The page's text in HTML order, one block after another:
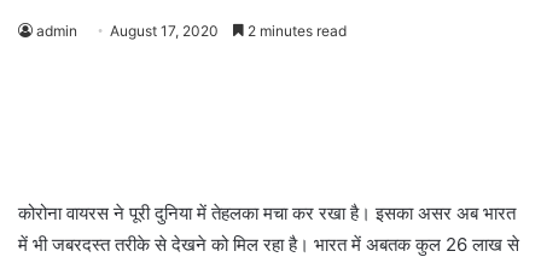
admin August 17, 2020 2 minutes read
कोरोना वायरस ने पूरी दुनिया में तेहलका मचा कर रखा है। इसका असर अब भारत
में भी जबरदस्त तरीके से देखने को मिल रहा है। भारत में अबतक कुल 26 लाख से